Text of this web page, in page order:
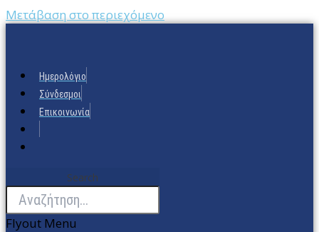
Μετάβαση στο περιεχόμενο
Ημερολόγιο
Σύνδεσμοι
Επικοινωνία
Search
Flyout Menu